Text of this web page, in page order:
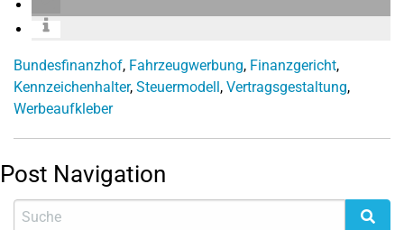
Bundesfinanzhof, Fahrzeugwerbung, Finanzgericht,
Kennzeichenhalter, Steuermodell, Vertragsgestaltung,
Werbeaufkleber
Post Navigation